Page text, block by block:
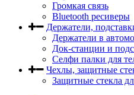
Громкая связь
Bluetooth ресиверы
Держатели,
Держатели в
Док-станции и
Селфи палки для
Чехлы, защитные
Защитные стекла